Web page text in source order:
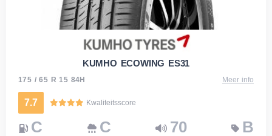
KUMHO ECOWING ES31
175 / 65 R 15 84H Meer info
7.7 Kwaliteitsscore
C C 70 B